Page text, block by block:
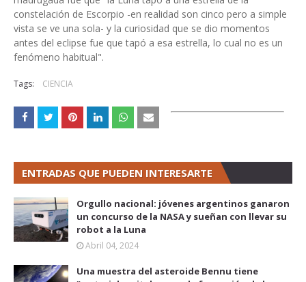
constelación de Escorpio -en realidad son cinco pero a simple
vista se ve una sola- y la curiosidad que se dio momentos
antes del eclipse fue que tapó a esa estrella, lo cual no es un
fenómeno habitual".
Tags: CIENCIA
ENTRADAS QUE PUEDEN INTERESARTE
Orgullo nacional: jóvenes argentinos ganaron
un concurso de la NASA y sueñan con llevar su
robot a la Luna
Abril 04, 2024
Una muestra del asteroide Bennu tiene